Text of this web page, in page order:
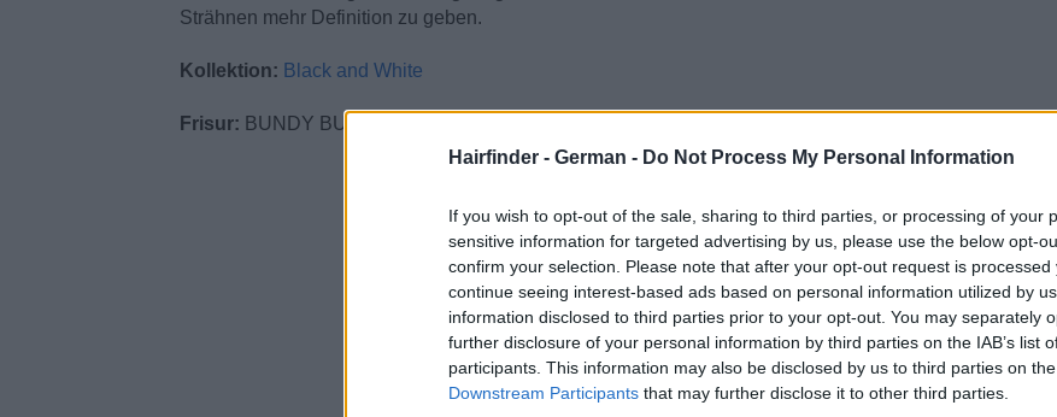
Hairfinder - German - Do Not Process My Personal Information
If you wish to opt-out of the sale, sharing to third parties, or processing of your
sensitive information for targeted advertising by us, please use the below opt-
confirm your selection. Please note that after your opt-out request is processed
continue seeing interest-based ads based on personal information utilized by
information disclosed to third parties prior to your opt-out. You may separately
further disclosure of your personal information by third parties on the IAB’s list
participants. This information may also be disclosed by us to third parties on the
Downstream Participants that may further disclose it to other third parties.
Strähnen mehr Definition zu geben.
Kollektion: Black and White
Frisur: BUNDY BUNDY Artistic Team